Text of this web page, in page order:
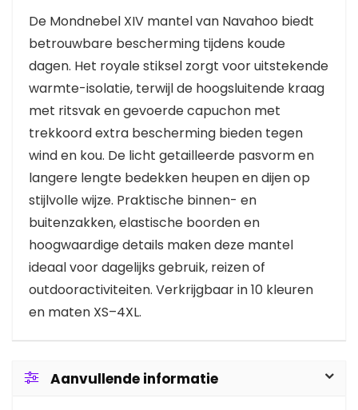
De Mondnebel XIV mantel van Navahoo biedt
betrouwbare bescherming tijdens koude
dagen. Het royale stiksel zorgt voor uitstekende
warmte-isolatie, terwijl de hoogsluitende kraag
met ritsvak en gevoerde capuchon met
trekkoord extra bescherming bieden tegen
wind en kou. De licht getailleerde pasvorm en
langere lengte bedekken heupen en dijen op
stijlvolle wijze. Praktische binnen- en
buitenzakken, elastische boorden en
hoogwaardige details maken deze mantel
ideaal voor dagelijks gebruik, reizen of
outdooractiviteiten. Verkrijgbaar in 10 kleuren
en maten XS–4XL.
Aanvullende informatie